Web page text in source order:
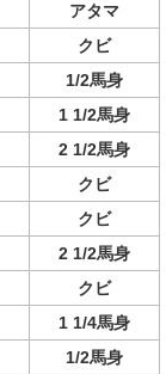
アタマ
クビ
1/2馬身
1 1/2馬身
2 1/2馬身
クビ
クビ
2 1/2馬身
クビ
1 1/4馬身
1/2馬身